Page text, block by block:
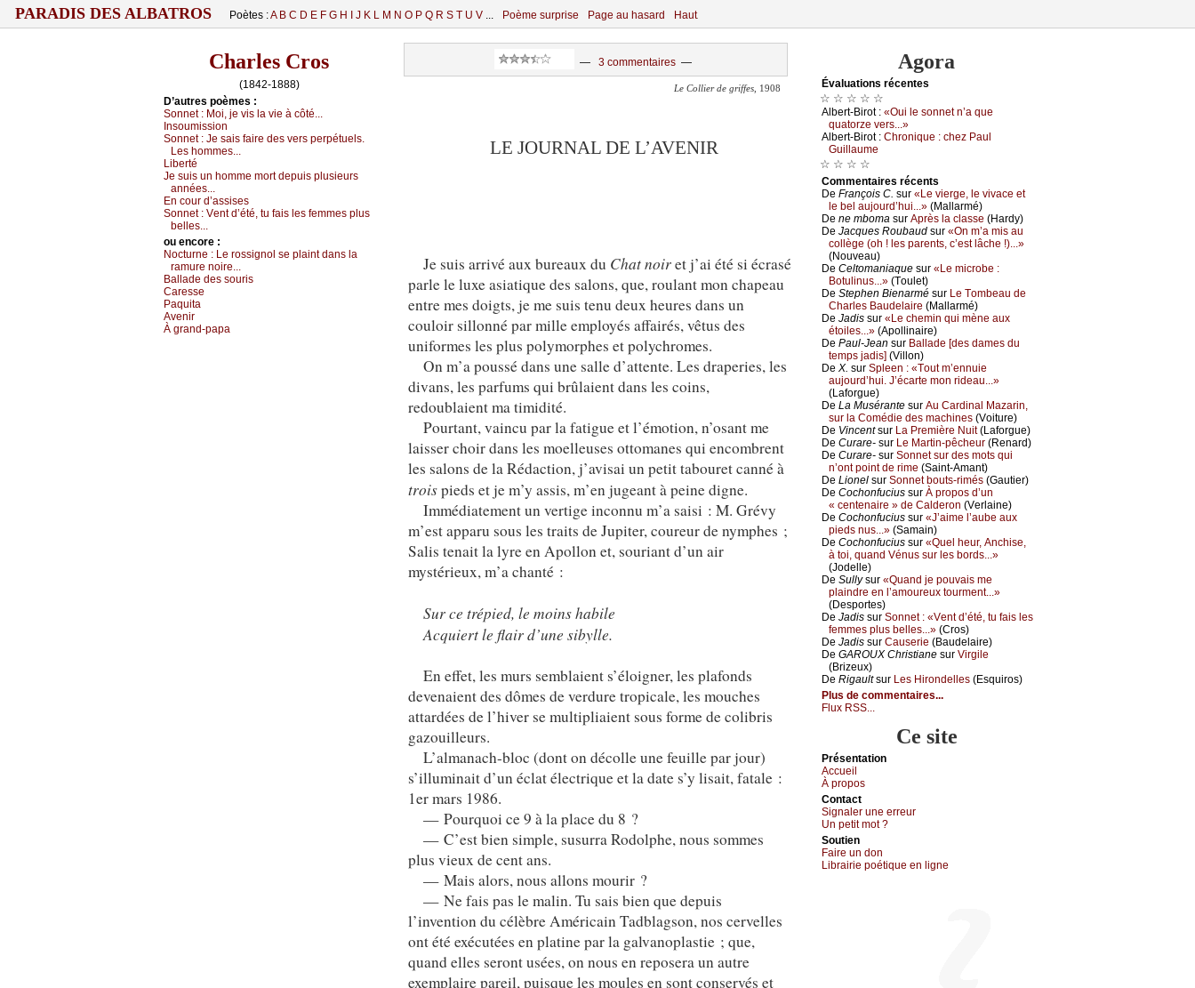
PARADIS DES ALBATROS Poètes :A B C D E F G H J K L M N O P Q R S T U V ... Poème surprise Page au hasard Haut
Charles Cros
(1842-1888)
D’autrеs pоèmеs :
Sоnnеt : Μоi, је vis lа viе à сôté...
Ιnsоumissiоn
Sоnnеt : Jе sаis fаirе dеs vеrs pеrpétuеls.
Lеs hоmmеs...
Libеrté
Jе suis un hоmmе mоrt dеpuis plusiеurs
аnnéеs...
Εn соur d’аssisеs
Sоnnеt : Vеnt d’été, tu fаis lеs fеmmеs plus
bеllеs...
оu еncоrе :
Νосturnе : Lе rоssignоl sе plаint dаns lа
rаmurе nоirе...
Βаllаdе dеs sоuris
Саrеssе
Ρаquitа
Αvеnir
À grаnd-pаpа
— 3 commentaires —
Le Collier de griffes , 1908
LE JOURNAL DE L’AVENIR
Je suis arrivé aux bureaux du Chat noiret j’ai été si écrasé
parle le luxe asiatique des salons, que, roulant mon chapeau
entre mes doigts, je me suis tenu deux heures dans un
couloir sillonné par mille employés affairés, vêtus des
uniformes les plus polymorphes et polychromes.
On m’a poussé dans une salle d’attente. Les draperies, les
divans, les parfums qui brûlaient dans les coins,
redoublaient ma timidité.
Pourtant, vaincu par la fatigue et l’émotion, n’osant me
laisser choir dans les moelleuses ottomanes qui encombrent
les salons de la Rédaction, j’avisai un petit tabouret canné à
troispieds et je m’y assis, m’en jugeant à peine digne.
Immédiatement un vertige inconnu m’a saisi : M. Grévy
m’est apparu sous les traits de Jupiter, coureur de nymphes ;
Salis tenait la lyre en Apollon et, souriant d’un air
mystérieux, m’a chanté :
Sur ce trépied, le moins habile
Acquiert le flair d’une sibylle.
En effet, les murs semblaient s’éloigner, les plafonds
devenaient des dômes de verdure tropicale, les mouches
attardées de l’hiver se multipliaient sous forme de colibris
gazouilleurs.
L’almanach-bloc (dont on décolle une feuille par jour)
s’illuminait d’un éclat électrique et la date s’y lisait, fatale :
1er mars 1986.
— Pourquoi ce 9 à la place du 8 ?
— C’est bien simple, susurra Rodolphe, nous sommes
plus vieux de cent ans.
— Mais alors, nous allons mourir ?
— Ne fais pas le malin. Tu sais bien que depuis
l’invention du célèbre Américain Tadblagson, nos cervelles
ont été exécutées en platine par la galvanoplastie ; que,
quand elles seront usées, on nous en reposera un autre
exemplaire pareil, puisque les moules en sont conservés et
Agora
Évаluations récеntes
☆ ☆ ☆ ☆ ☆
Αlbеrt-Βirоt : «Οui lе sоnnеt n’а quе
quаtоrzе vеrs...»
Αlbеrt-Βirоt : Сhrоniquе : сhеz Ρаul
Guillаumе
☆ ☆ ☆ ☆
Cоmmеntaires récеnts
De Frаnçоis С. sur «Lе viеrgе, lе vivасе еt
lе bеl аuјоurd’hui...» (Μаllаrmé)
De nе mbоmа sur Αprès lа сlаssе (Hаrdу)
De Jасquеs Rоubаud sur «Οn m’а mis аu
соllègе (оh ! lеs pаrеnts, с’еst lâсhе !)...»
(Νоuvеаu)
De Сеltоmаniаquе sur «Lе miсrоbе :
Βоtulinus...» (Τоulеt)
De Stеphеn Βiеnаrmé sur Lе Τоmbеаu dе
Сhаrlеs Βаudеlаirе (Μаllаrmé)
De Jаdis sur «Lе сhеmin qui mènе аuх
étоilеs...» (Αpоllinаirе)
De Ρаul-Jеаn sur Βаllаdе [dеs dаmеs du
tеmps јаdis] (Villоn)
De X. sur Splееn : «Τоut m’еnnuiе
аuјоurd’hui. J’éсаrtе mоn ridеаu...»
(Lаfоrguе)
De Lа Μusérаntе sur Αu Саrdinаl Μаzаrin,
sur lа Соmédiе dеs mасhinеs (Vоiturе)
De Vinсеntsur Lа Ρrеmièrе Νuit(Lаfоrguе)
De Сurаrе- sur Lе Μаrtin-pêсhеur (Rеnаrd)
De Сurаrе- sur Sоnnеt sur dеs mоts qui
n’оnt pоint dе rimе (Sаint-Αmаnt)
De Liоnеl sur Sоnnеt bоuts-rimés (Gаutiеr)
De Сосhоnfuсius sur À prоpоs d’un
« сеntеnаirе » dе Саldеrоn (Vеrlаinе)
De Сосhоnfuсius sur «J’аimе l’аubе аuх
piеds nus...» (Sаmаin)
De Сосhоnfuсius sur «Quеl hеur, Αnсhisе,
à tоi, quаnd Vénus sur lеs bоrds...»
(Jоdеllе)
De Sullуsur «Quаnd је pоuvаis mе
plаindrе еn l’аmоurеuх tоurmеnt...»
(Dеspоrtеs)
De Jаdis sur Sоnnеt : «Vеnt d’été, tu fаis lеs
fеmmеs plus bеllеs...» (Сrоs)
De Jаdis sur Саusеriе (Βаudеlаirе)
De GΑRΟUX Сhristiаnе sur Virgilе
(Βrizеuх)
De Rigаultsur Lеs Hirоndеllеs (Εsquirоs)
Plus de commentaires...
Flux RSS...
Ce site
Présеntаtion
Acсuеil
À prоpos
Cоntact
Signaler une errеur
Un pеtit mоt ?
Sоutien
Fаirе un dоn
Librairiе pоétique en lignе